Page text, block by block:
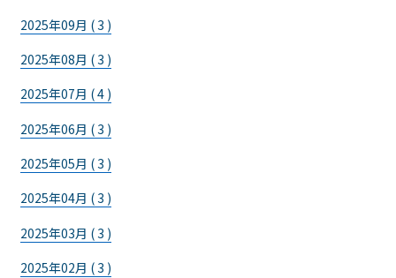
2025年09月 ( 3 )
2025年08月 ( 3 )
2025年07月 ( 4 )
2025年06月 ( 3 )
2025年05月 ( 3 )
2025年04月 ( 3 )
2025年03月 ( 3 )
2025年02月 ( 3 )